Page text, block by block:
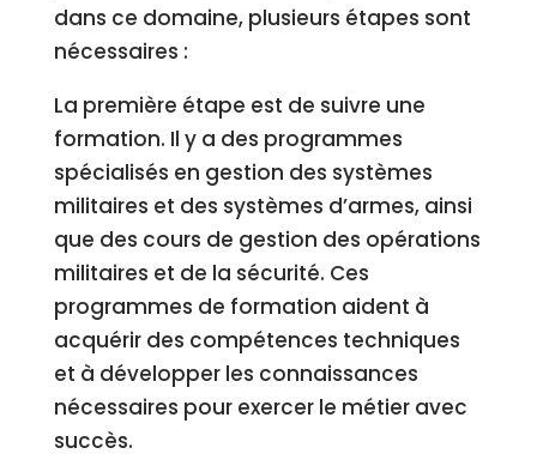
dans ce domaine, plusieurs étapes sont
nécessaires :
La première étape est de suivre une
formation. Il y a des programmes
spécialisés en gestion des systèmes
militaires et des systèmes d’armes, ainsi
que des cours de gestion des opérations
militaires et de la sécurité. Ces
programmes de formation aident à
acquérir des compétences techniques
et à développer les connaissances
nécessaires pour exercer le métier avec
succès.